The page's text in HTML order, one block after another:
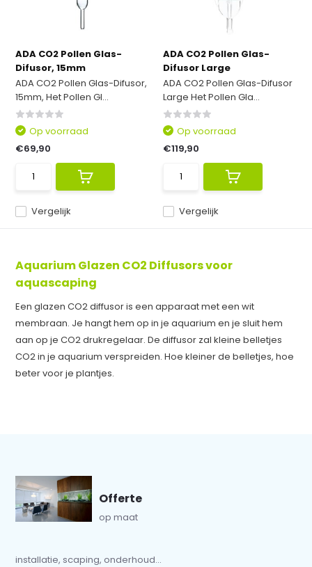
ADA CO2 Pollen Glas-
Difusor, 15mm
ADA CO2 Pollen Glas-Difusor,
15mm, Het Pollen Gl...
Vergelijk
Op voorraad
€69,90
ADA CO2 Pollen Glas-
Difusor Large
ADA CO2 Pollen Glas-Difusor
Large Het Pollen Gla...
Vergelijk
Op voorraad
€119,90
Aquarium Glazen CO2 Diffusors voor
aquascaping
Een glazen CO2 diffusor is een apparaat met een wit
membraan. Je hangt hem op in je aquarium en je sluit hem
aan op je CO2 drukregelaar. De diffusor zal kleine belletjes
CO2 in je aquarium verspreiden. Hoe kleiner de belletjes, hoe
beter voor je plantjes.
Offerte
op maat
installatie, scaping, onderhoud...